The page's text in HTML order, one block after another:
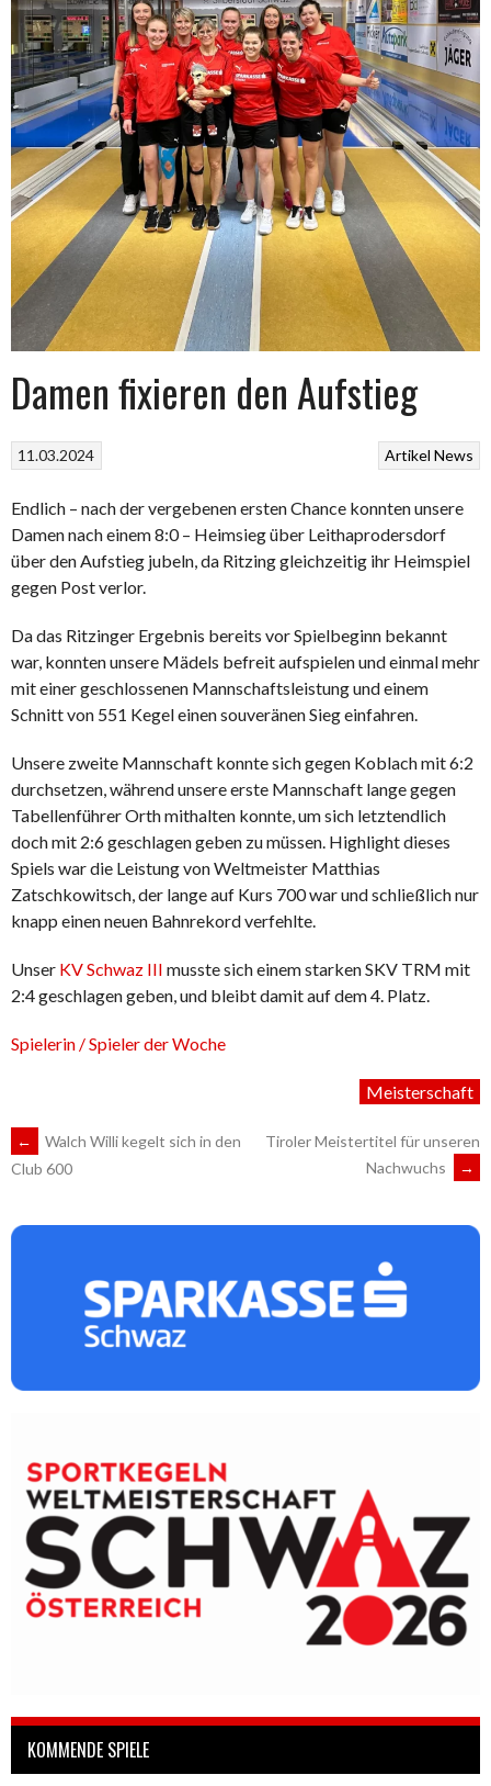
Damen fixieren den Aufstieg
Artikel News
11.03.2024
Endlich – nach der vergebenen ersten Chance konnten unsere
Damen nach einem 8:0 – Heimsieg über Leithaprodersdorf
über den Aufstieg jubeln, da Ritzing gleichzeitig ihr Heimspiel
gegen Post verlor.
Da das Ritzinger Ergebnis bereits vor Spielbeginn bekannt
war, konnten unsere Mädels befreit aufspielen und einmal mehr
mit einer geschlossenen Mannschaftsleistung und einem
Schnitt von 551 Kegel einen souveränen Sieg einfahren.
Unsere zweite Mannschaft konnte sich gegen Koblach mit 6:2
durchsetzen, während unsere erste Mannschaft lange gegen
Tabellenführer Orth mithalten konnte, um sich letztendlich
doch mit 2:6 geschlagen geben zu müssen. Highlight dieses
Spiels war die Leistung von Weltmeister Matthias
Zatschkowitsch, der lange auf Kurs 700 war und schließlich nur
knapp einen neuen Bahnrekord verfehlte.
Unser KV Schwaz III musste sich einem starken SKV TRM mit
2:4 geschlagen geben, und bleibt damit auf dem 4. Platz.
Spielerin / Spieler der Woche
Meisterschaft
ARTIKEL-
NAVIGATION
←
Walch Willi kegelt sich in den
Club 600
Tiroler Meistertitel für unseren
Nachwuchs
→
KOMMENDE SPIELE